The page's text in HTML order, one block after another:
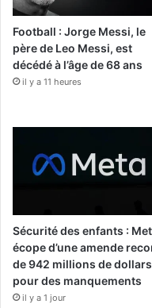
Football : Jorge Messi, le
père de Leo Messi, est
décédé à l’âge de 68 ans
il y a 11 heures
Sécurité des enfants :
écope d’une amende
de 942 millions de dollars
pour des manquements
il y a 1 jour